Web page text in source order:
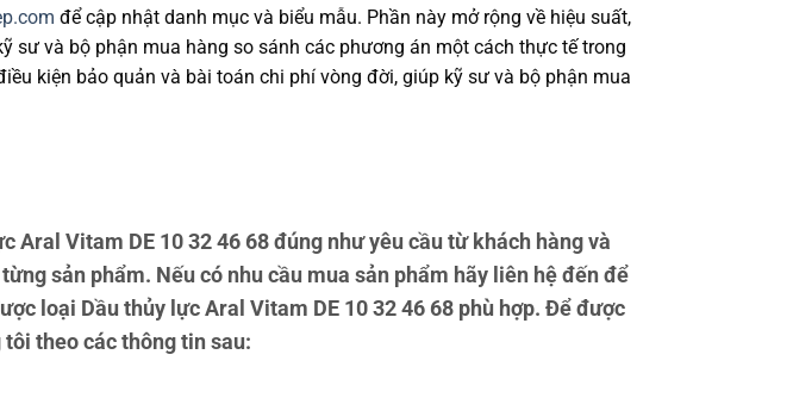
để cập nhật danh mục và biểu mẫu. Phần này mở rộng về hiệu suất,
sư và bộ phận mua hàng so sánh các phương án một cách thực tế trong
kiện bảo quản và bài toán chi phí vòng đời, giúp kỹ sư và bộ phận mua
Aral Vitam DE 10 32 46 68 đúng như yêu cầu từ khách hàng và
sản phẩm. Nếu có nhu cầu mua sản phẩm hãy liên hệ đến để
loại Dầu thủy lực Aral Vitam DE 10 32 46 68 phù hợp. Để được
theo các thông tin sau: